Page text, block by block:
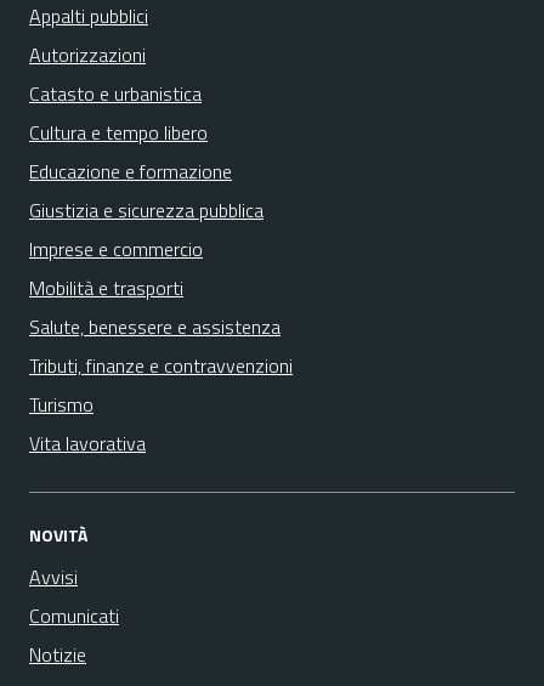
Appalti pubblici
Autorizzazioni
Catasto e urbanistica
Cultura e tempo libero
Educazione e formazione
Giustizia e sicurezza pubblica
Imprese e commercio
Mobilità e trasporti
Salute, benessere e assistenza
Tributi, finanze e contravvenzioni
Turismo
Vita lavorativa
NOVITÀ
Avvisi
Comunicati
Notizie